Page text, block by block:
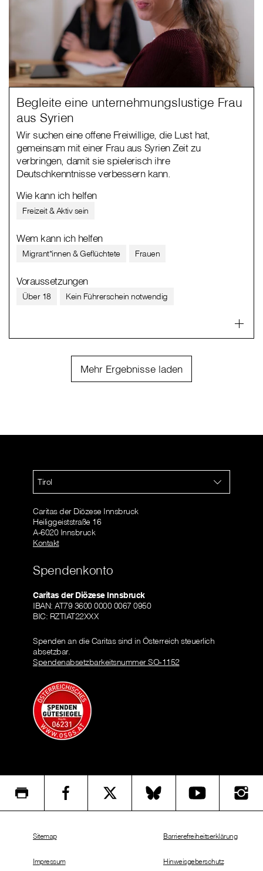
Begleite eine unternehmungslustige Frau
aus Syrien
Wir suchen eine offene Freiwillige, die Lust hat,
gemeinsam mit einer Frau aus Syrien Zeit zu
verbringen, damit sie spielerisch ihre
Deutschkenntnisse verbessern kann.
Wie kann ich helfen
Freizeit & Aktiv sein
Wem kann ich helfen
Migrant*innen & Geflüchtete Frauen
Voraussetzungen
Über 18 Kein Führerschein notwendig
Mehr Ergebnisse laden
Tirol
Caritas der Diözese Innsbruck
Heiliggeiststraße 16
A-6020 Innsbruck
Kontakt
Spendenkonto
Caritas der Diözese Innsbruck
IBAN: AT79 3600 0000 0067 0950
BIC: RZTIAT22XXX
Spenden an die Caritas sind in Österreich steuerlich
absetzbar.
Spendenabsetzbarkeitsnummer SO-1152
Sitemap
Impressum
Barrierefreiheitserklärung
Hinweisgeberschutz